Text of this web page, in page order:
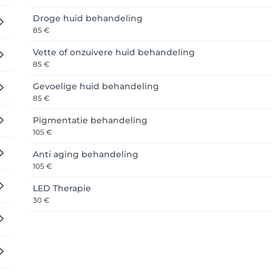
u de app downloaden op de Apple Store of in de
van 48u. Binnen deze tijd tot de afspraak kan de
Droge huid behandeling
85 €
Vette of onzuivere huid behandeling
85 €
Gevoelige huid behandeling
85 €
Pigmentatie behandeling
105 €
Anti aging behandeling
105 €
LED Therapie
30 €